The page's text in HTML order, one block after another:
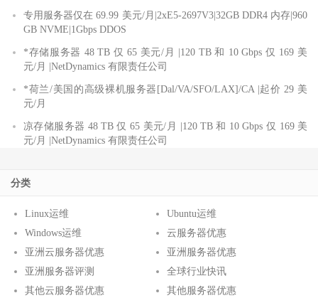
专用服务器仅在 69.99 美元/月|2xE5-2697V3|32GB DDR4 内存|960
GB NVME|1Gbps DDOS
*存储服务器 48 TB 仅 65 美元/月 |120 TB 和 10 Gbps 仅 169 美
元/月 |NetDynamics 有限责任公司
*荷兰/美国的高级裸机服务器[Dal/VA/SFO/LAX]/CA |起价 29 美
元/月
凉存储服务器 48 TB 仅 65 美元/月 |120 TB 和 10 Gbps 仅 169 美
元/月 |NetDynamics 有限责任公司
分类
Linux运维
Ubuntu运维
Windows运维
云服务器优惠
亚洲云服务器优惠
亚洲服务器优惠
亚洲服务器评测
全球行业快讯
其他云服务器优惠
其他服务器优惠